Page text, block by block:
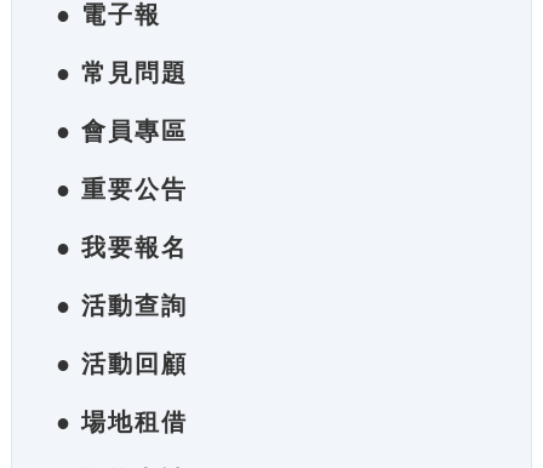
● 電子報
● 常見問題
● 會員專區
● 重要公告
● 我要報名
● 活動查詢
● 活動回顧
● 場地租借